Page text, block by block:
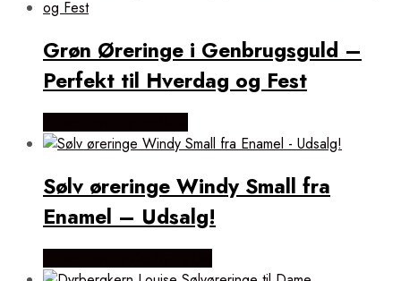
Grøn Øreringe i Genbrugsguld –
Perfekt til Hverdag og Fest
Sølv øreringe Windy Small fra
Enamel – Udsalg!